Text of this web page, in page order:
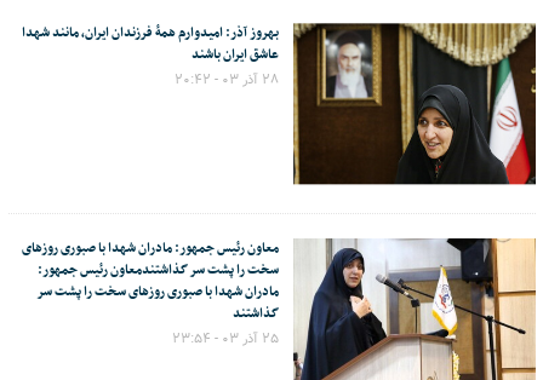
بهروز آذر: امیدوارم همهٔ فرزندان ایران، مانند شهدا
عاشق ایران باشند
۲۸ آذر ۰۳ - ۲۰:۴۲
معاون رئیس جمهور: مادران شهدا با صبوری روزهای
سخت را پشت سر گذاشتندمعاون رئیس جمهور:
مادران شهدا با صبوری روزهای سخت را پشت سر
گذاشتند
۲۵ آذر ۰۳ - ۲۳:۵۴